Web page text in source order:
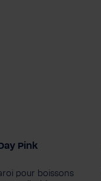
Pink
pour boissons